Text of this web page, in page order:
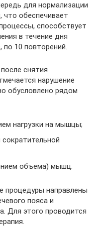
для нормализации
что обеспечивает
способствует
в течение дня
10 повторений.
снятия
нарушение
обусловлено рядом
нагрузки на мышцы;
объема) мышц.
процедуры направлены
пояса и
Для этого проводится